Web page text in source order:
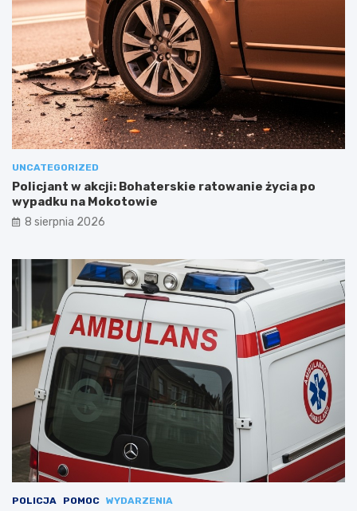
UNCATEGORIZED
Policjant w akcji: Bohaterskie ratowanie życia po
wypadku na Mokotowie
8 sierpnia 2026
POLICJA POMOC WYDARZENIA